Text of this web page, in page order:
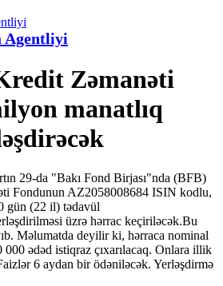
Agentliyi
Zəmanəti
manatlıq
29-da "Bakı Fond Birjası"nda (BFB)
Fondunun AZ2058008684 ISIN kodlu,
gün (22 il) tədavül
üzrə hərrac keçiriləcək.Bu
Məlumatda deyilir ki, hərraca nominal
ədəd istiqraz çıxarılacaq. Onlara illik
6 aydan bir ödəniləcək. Yerləşdirmə